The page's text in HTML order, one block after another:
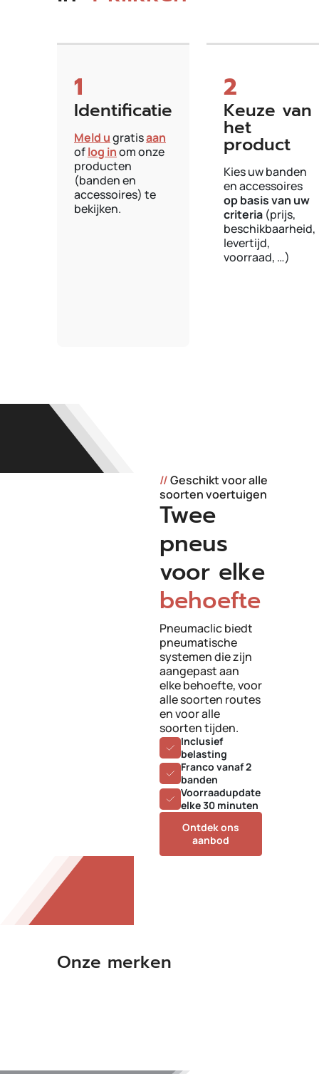
1
Identificatie
Meld ugratisaan
oflog inom onze
producten
(banden en
accessoires) te
bekijken.
2
Keuze van
het
product
Kies uw banden
en accessoires
op basis van uw
criteria (prijs,
beschikbaarheid,
levertijd,
voorraad, …)
//Geschikt voor alle
soorten voertuigen
Twee
pneus
voor elke
behoefte
Pneumaclic biedt
pneumatische
systemen die zijn
aangepast aan
elke behoefte, voor
alle soorten routes
en voor alle
soorten tijden.
Inclusief
belasting
Franco vanaf 2
banden
Voorraadupdate
elke 30 minuten
Ontdek ons
aanbod
Onze merken